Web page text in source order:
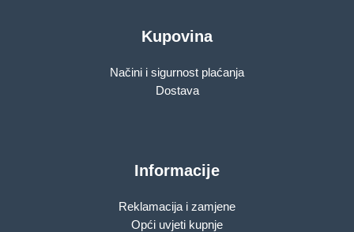
Kupovina
Načini i sigurnost plaćanja
Dostava
Informacije
Reklamacija i zamjene
Opći uvjeti kupnje